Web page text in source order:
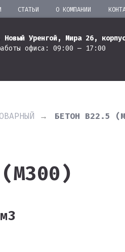
СТАТЬИ О КОМПАНИИ
Новый Уренгой, Мира 26,
офиса: 09:00 — 17:00
→ БЕТОН В22.5